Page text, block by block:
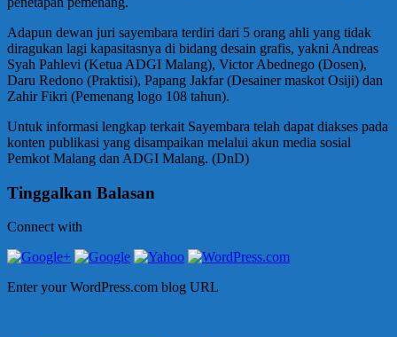
Adapun dewan juri sayembara terdiri dari 5 orang ahli yang tidak
diragukan lagi kapasitasnya di bidang desain grafis, yakni Andreas
Syah Pahlevi (Ketua ADGI Malang), Victor Abednego (Dosen),
Daru Redono (Praktisi), Papang Jakfar (Desainer maskot Osiji) dan
Zahir Fikri (Pemenang logo 108 tahun).
Untuk informasi lengkap terkait Sayembara telah dapat diakses pada
konten publikasi yang disampaikan melalui akun media sosial
Pemkot Malang dan ADGI Malang. (DnD)
Tinggalkan Balasan
Connect with
Enter your WordPress.com blog URL